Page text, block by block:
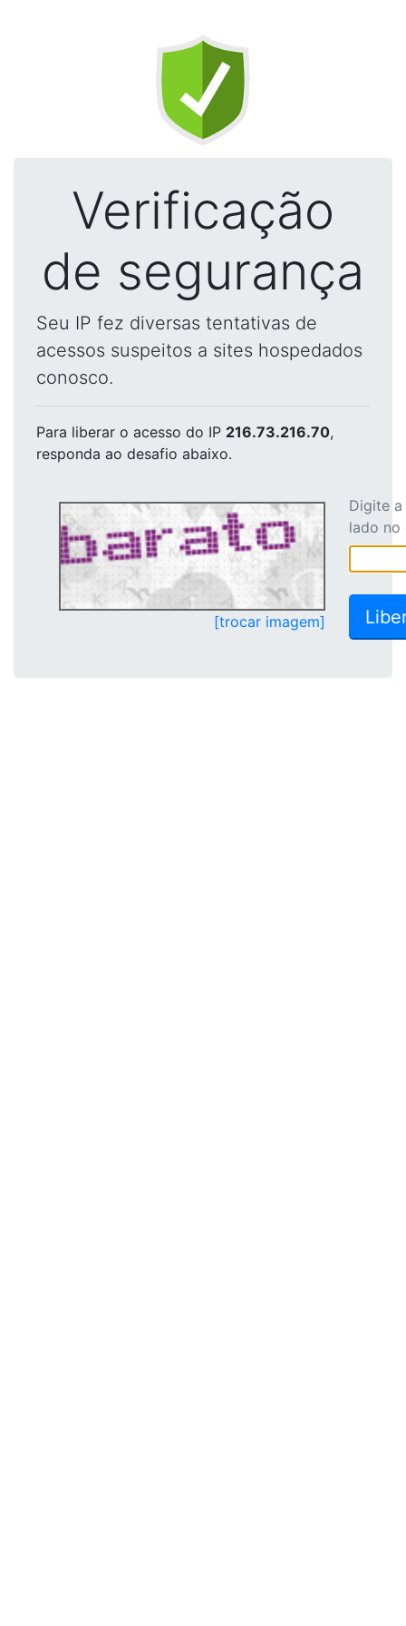
Verificação
de segurança
Seu IP fez diversas tentativas de
acessos suspeitos a sites hospedados
conosco.
Para liberar o acesso do IP 216.73.216.70,
responda ao desafio abaixo.
[trocar imagem]
Digite
lado no